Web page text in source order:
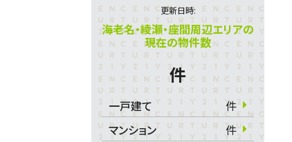
更新日時:
海老名・綾瀬・座間周辺エリアの
現在の物件数
件
一戸建て
件
マンション
件